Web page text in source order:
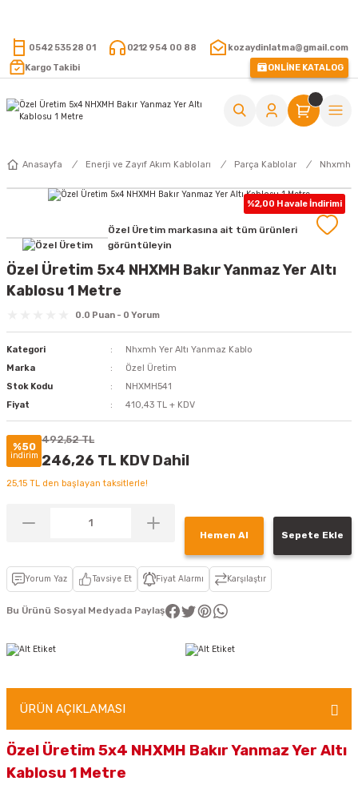
0542 535 28 01 0212 954 00 88
kozaydinlatma@gmail.com
Kargo Takibi
ONLİNE KATALOG
Anasayfa Enerji ve Zayıf Akım Kabloları Parça Kablolar Nhxmh
%2,00 Havale İndirimi
Özel Üretim markasına ait tüm ürünleri
görüntüleyin
Özel Üretim 5x4 NHXMH Bakır Yanmaz Yer Altı
Kablosu 1 Metre
0.0 Puan - 0 Yorum
Kategori
Nhxmh Yer Altı Yanmaz Kablo
Marka
Özel Üretim
Stok Kodu
NHXMH541
Fiyat
410,43 TL + KDV
%50
indirim
492,52 TL
246,26 TL KDV Dahil
25,15 TL den başlayan taksitlerle!
Hemen Al Sepete Ekle
Yorum Yaz Tavsiye Et Fiyat Alarmı Karşılaştır
Bu Ürünü Sosyal Medyada Paylaş
ÜRÜN AÇIKLAMASI
Özel Üretim 5x4 NHXMH Bakır Yanmaz Yer Altı
Kablosu 1 Metre